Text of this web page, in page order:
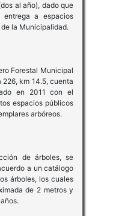
al año), dado que
a espacios
la Municipalidad.
Forestal Municipal
226, km 14.5, cuenta
en 2011 con el
espacios públicos
arbóreos.
de árboles, se
a un catálogo
árboles, los cuales
de 2 metros y